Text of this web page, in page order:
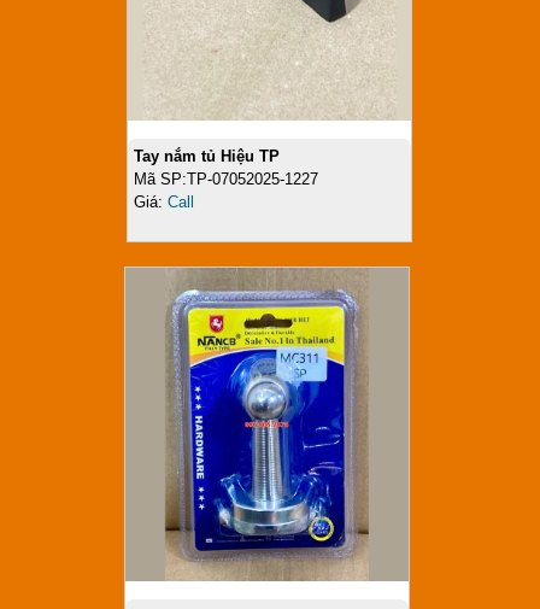
Tay nắm tủ Hiệu TP
Mã SP:TP-07052025-1227
Giá:Call